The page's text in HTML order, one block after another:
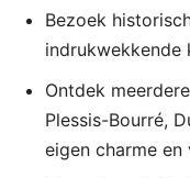
Bezoek
indrukwekkende
Ontdek
Plessis-Bourré,
eigen charme en